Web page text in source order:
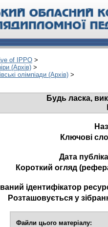
of IPPO >
(Архів) >
олімпіади (Архів) >
Будь ласка,
Ключові
Дата
Короткий огляд
ідентифікатор
Розташовується у
Файли цього матеріалу: